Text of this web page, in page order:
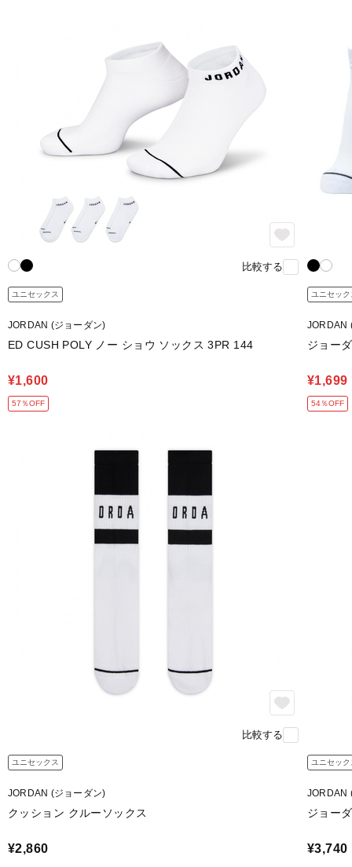
比較する
ユニセックス
JORDAN (ジョーダン)
ED CUSH POLY ノー ショウ ソックス 3PR 144
¥1,600
57％OFF
ユニセック
JORDAN
ジョー
¥1,699
54％OFF
比較する
ユニセックス
JORDAN (ジョーダン)
クッション クルーソックス
¥2,860
ユニセック
JORDAN
ジョー
¥3,740